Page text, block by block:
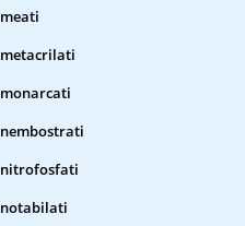
meati
metacrilati
monarcati
nembostrati
nitrofosfati
notabilati